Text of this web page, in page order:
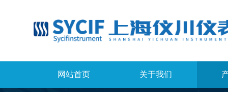
网站首页 关于我们